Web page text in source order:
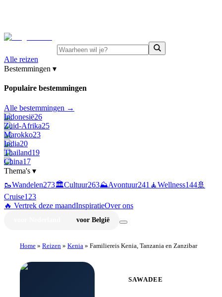
Alle reizen
Bestemmingen ▾
Populaire bestemmingen
Alle bestemmingen →
Indonesië26
Zuid-Afrika25
Marokko23
India20
Thailand19
China17
Thema's ▾
🥾Wandelen273🏛️Cultuur263⛰️Avontuur241 🧘Wellness144🚢
Cruise123
🔥 Vertrek deze maandInspiratieOver ons
voor België
Home » Reizen » Kenia » Familiereis Kenia, Tanzania en Zanzibar
SAWADEE